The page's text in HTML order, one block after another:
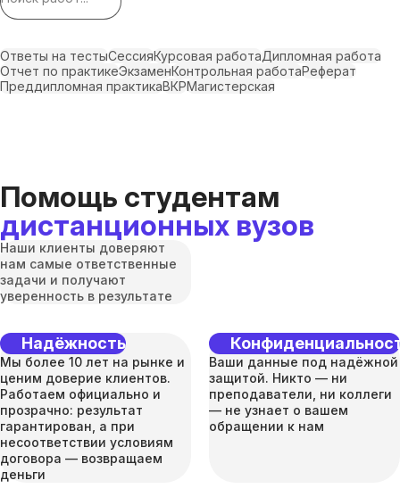
Ответы на тестыСессияКурсовая работаДипломная работа
Отчет по практикеЭкзаменКонтрольная работаРеферат
Преддипломная практикаВКРМагистерская
Помощь студентам
дистанционных вузов
Наши клиенты доверяют
нам самые ответственные
задачи и получают
уверенность в результате
Надёжность
Мы более 10 лет на рынке и
ценим доверие клиентов.
Работаем официально и
прозрачно: результат
гарантирован, а при
несоответствии условиям
договора — возвращаем
деньги
Ваши данные под надёжной
защитой. Никто — ни
преподаватели, ни коллеги
— не узнает о вашем
обращении к нам